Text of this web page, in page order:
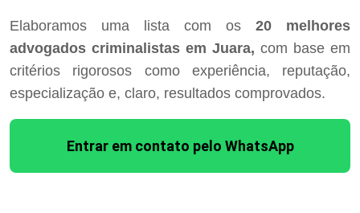
Elaboramos uma lista com os 20 melhores
advogados criminalistas em Juara, com base em
critérios rigorosos como experiência, reputação,
especialização e, claro, resultados comprovados.
Entrar em contato pelo WhatsApp